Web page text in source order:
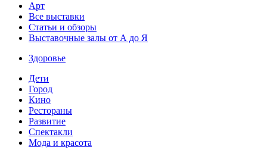
Арт
Все выставки
Статьи и обзоры
Выставочные залы от А до Я
Здоровье
Дети
Город
Кино
Рестораны
Развитие
Спектакли
Мода и красота